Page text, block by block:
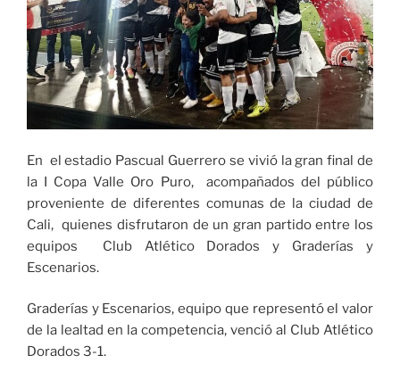
hacia
los
Juegos
Nacionales»
En el estadio Pascual Guerrero se vivió la gran final de
la I Copa Valle Oro Puro, acompañados del público
proveniente de diferentes comunas de la ciudad de
Cali, quienes disfrutaron de un gran partido entre los
equipos Club Atlético Dorados y Graderías y
Escenarios.
Graderías y Escenarios, equipo que representó el valor
de la lealtad en la competencia, venció al Club Atlético
Dorados 3-1.